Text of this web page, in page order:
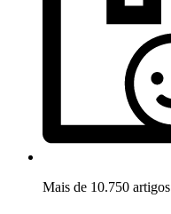
Mais de 10.750 artigos